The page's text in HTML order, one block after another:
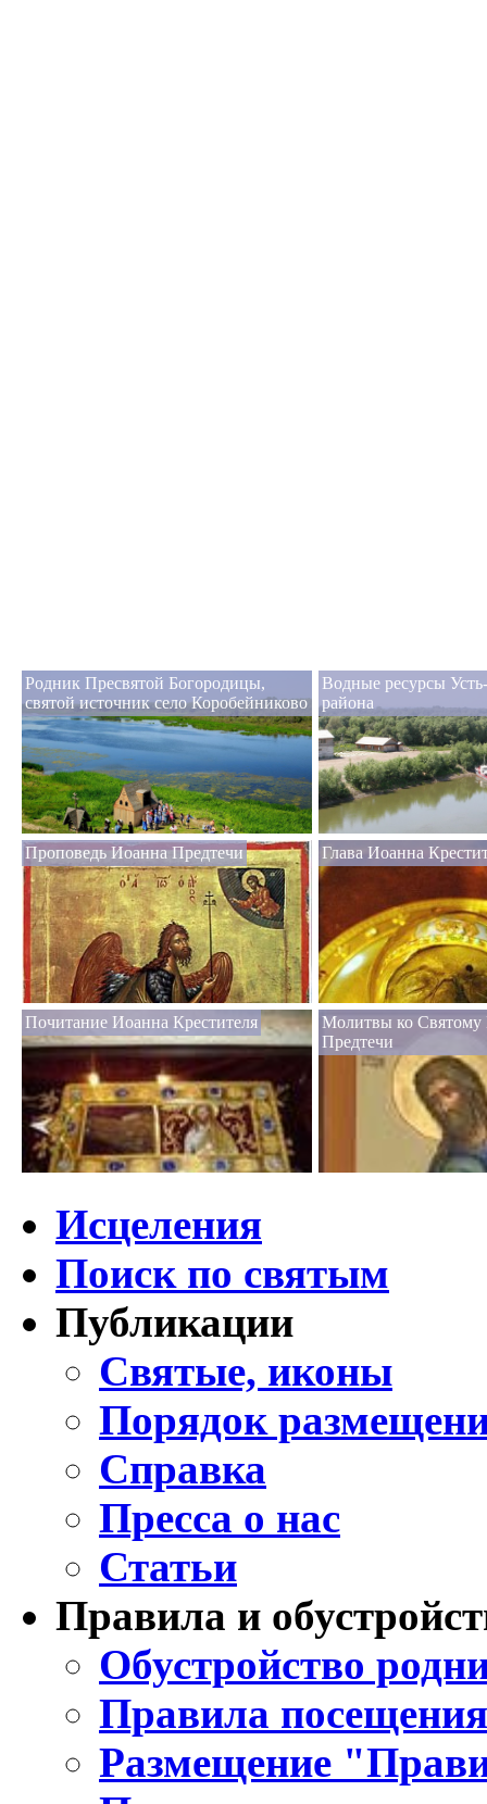
Родник Пресвятой Богородицы,
святой источник село Коробейниково
Водные ресурсы
района
Проповедь Иоанна Предтечи Глава Иоанна
Почитание Иоанна Крестителя
Молитвы ко Святому
Предтечи
Исцеления
Поиск по святым
Публикации
Святые, иконы
Порядок
Справка
Пресса о нас
Статьи
Правила и
Обустройство
Правила
Размещение